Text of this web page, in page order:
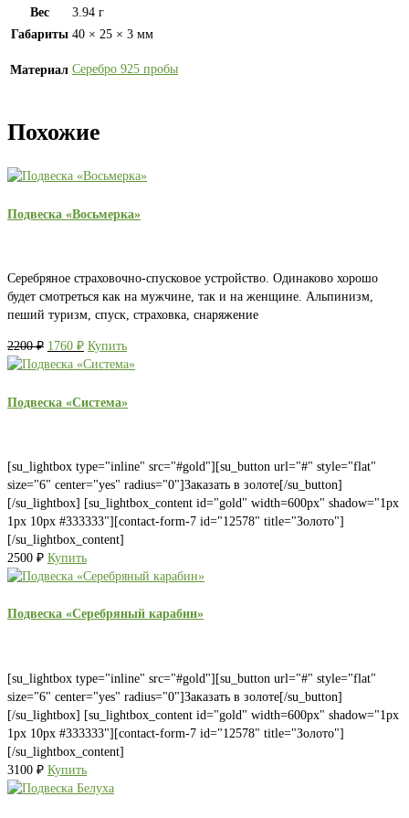
Вес
3.94 г
Габариты 40 × 25 × 3 мм
Материал Серебро 925 пробы
Похожие
Подвеска «Восьмерка»
Серебряное страховочно-спусковое устройство. Одинаково хорошо
будет смотреться как на мужчине, так и на женщине. Альпинизм,
пеший туризм, спуск, страховка, снаряжение
2200₽ Первоначальная
цена
2200 ₽.
1760 ₽Текущая
цена:
Купить
Подвеска «Система»
[su_lightbox type="inline" src="#gold"][su_button url="#" style="flat"
size="6" center="yes" radius="0"]Заказать в золоте[/su_button]
[/su_lightbox] [su_lightbox_content id="gold" width=600px" shadow="1px
1px 10px #333333"][contact-form-7 id="12578" title="Золото"]
[/su_lightbox_content]
2500 ₽ Купить
Подвеска «Серебряный карабин»
[su_lightbox type="inline" src="#gold"][su_button url="#" style="flat"
size="6" center="yes" radius="0"]Заказать в золоте[/su_button]
[/su_lightbox] [su_lightbox_content id="gold" width=600px" shadow="1px
1px 10px #333333"][contact-form-7 id="12578" title="Золото"]
[/su_lightbox_content]
3100 ₽ Купить